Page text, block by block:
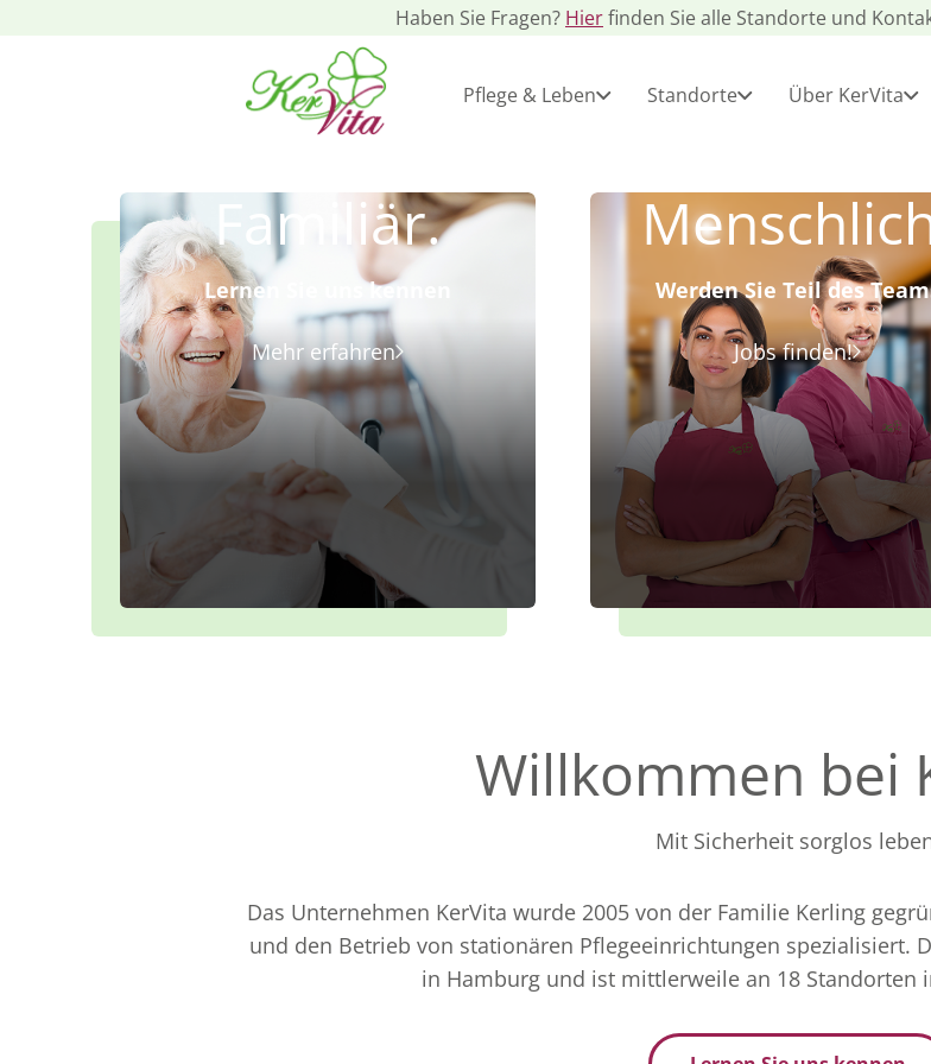
Haben Sie Fragen? Hierfinden Sie alle Standorte und
Pflege & Leben Standorte Über KerVita
Familiär.
Lernen Sie uns kennen
Mehr erfahren
Werden Sie Teil des
Jobs finden!
Willkommen bei
Mit Sicherheit sorglos
Das Unternehmen KerVita wurde 2005 von der Familie Kerling
und den Betrieb von stationären Pflegeeinrichtungen spezialisiert.
in Hamburg und ist mittlerweile an 18 Standorten